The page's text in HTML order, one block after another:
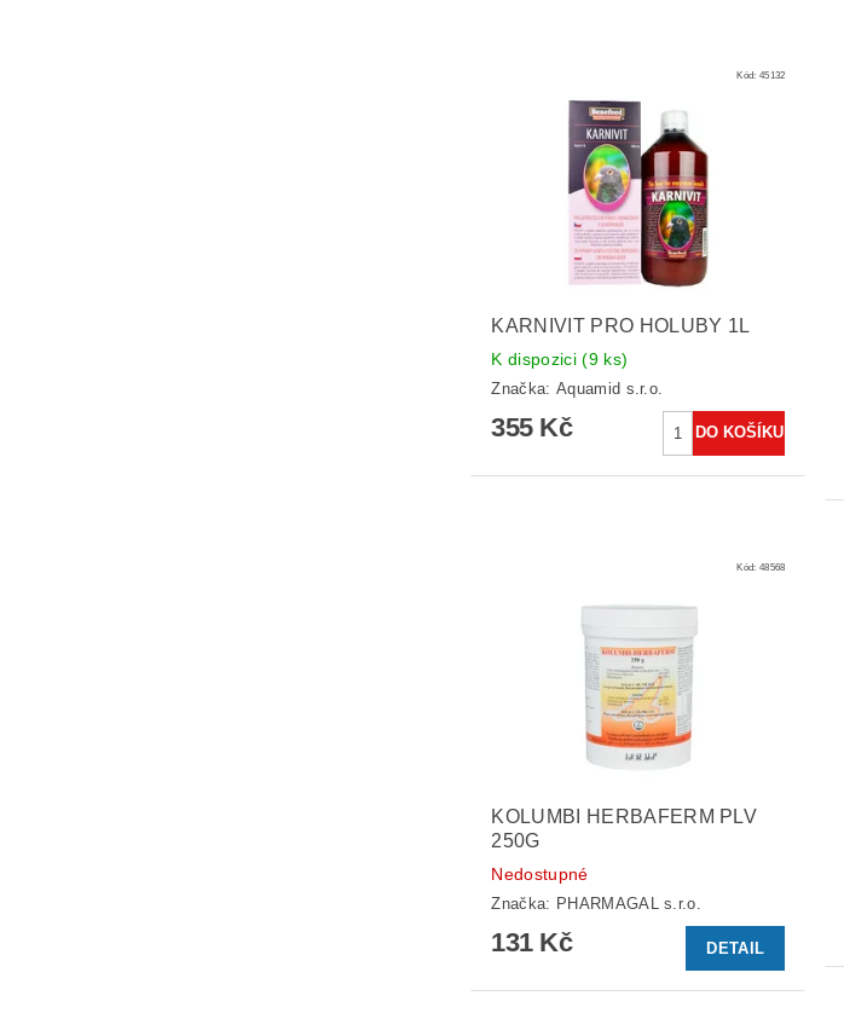
Kód: 45132
KARNIVIT PRO HOLUBY 1L
K dispozici(9 ks)
Značka: Aquamid s.r.o.
355 Kč
Kód: 48568
KOLUMBI HERBAFERM PLV
250G
Nedostupné
Značka: PHARMAGAL s.r.o.
131 Kč DETAIL